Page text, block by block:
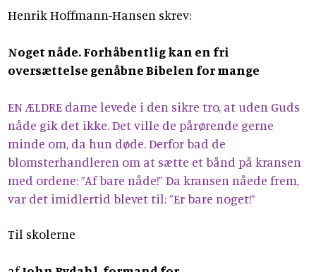
Henrik Hoffmann-Hansen skrev:
Noget nåde. Forhåbentlig kan en fri
oversættelse genåbne Bibelen for mange
EN ÆLDRE dame levede i den sikre tro, at uden Guds
nåde gik det ikke. Det ville de pårørende gerne
minde om, da hun døde. Derfor bad de
blomsterhandleren om at sætte et bånd på kransen
med ordene: ”Af bare nåde!” Da kransen nåede frem,
var det imidlertid blevet til: ”Er bare noget!”
Til skolerne